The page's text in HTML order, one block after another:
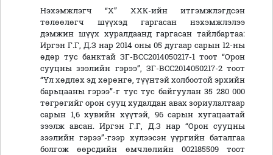
Нэхэмжлэгч “Х” ХХК-ийн итгэмжлэгдсэн
төлөөлөгч шүүхэд гаргасан нэхэмжлэлээ
дэмжин шүүх хуралдаанд гаргасан тайлбартаа:
Иргэн Г.Г, Д.З нар 2014 оны 05 дугаар сарын 12-ны
өдөр тус банктай ЗГ-ВСС2014050217-1 тоот “Орон
сууцны зээлийн гэрээ”, ЗГ-ВСС2014050217-2 тоот
“Үл хөдлөх эд хөрөнгө, түүнтэй холбоотой эрхийн
барьцааны гэрээ”-г тус тус байгуулан 35 280 000
төгрөгийг орон сууц худалдан авах зориулалтаар
сарын 1,6 хувийн хүүтэй, 96 сарын хугацаатай
зээлж авсан. Иргэн Г.Г, Д.З нар “Орон сууцны
зээлийн гэрээ”-гээр хүлээсэн үүргийн баталгаа
болгож өөрсдийн өмчлөлийн 002185509 тоот